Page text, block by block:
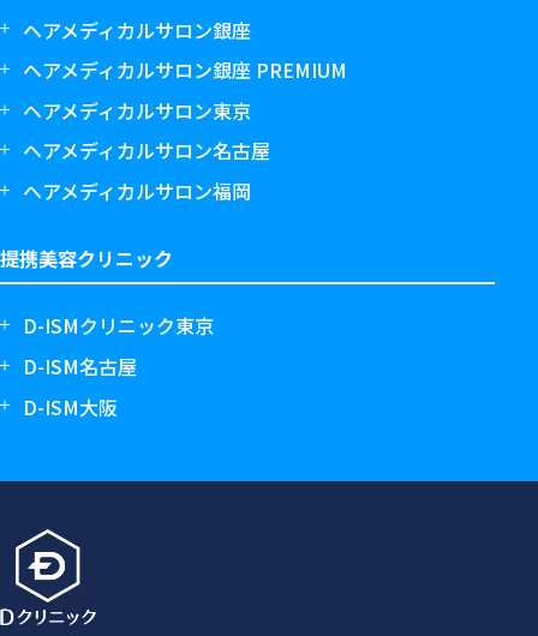
ヘアメディカルサロン銀座
ヘアメディカルサロン銀座 PREMIUM
ヘアメディカルサロン東京
ヘアメディカルサロン名古屋
ヘアメディカルサロン福岡
提携美容クリニック
D-ISMクリニック東京
D-ISM名古屋
D-ISM大阪